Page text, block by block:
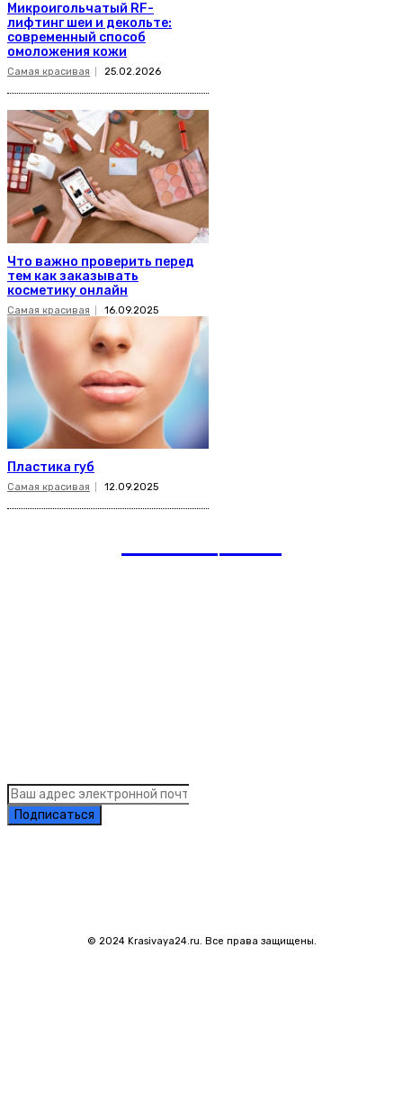
Микроигольчатый RF-
лифтинг шеи и декольте:
современный способ
омоложения кожи
Самая красивая 25.02.2026
Что важно проверить перед
тем как заказывать
косметику онлайн
Самая красивая 16.09.2025
Пластика губ
Самая красивая 12.09.2025
Подписаться
© 2024 Krasivaya24.ru. Все права защищены.